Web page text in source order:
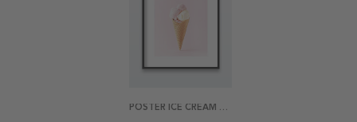
POSTER ICE CREAM PHOTO